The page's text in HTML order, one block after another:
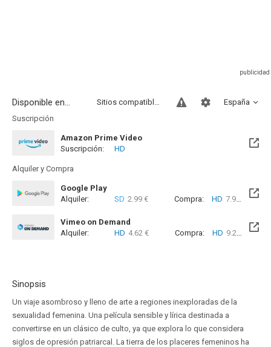
Disponible en... España
Sitios compatibles
Suscripción
Amazon Prime Video
Suscripción:
HD
Alquiler y Compra
Google Play
Alquiler:
SD 2.99 € Compra: HD 7.99 €
Vimeo on Demand
Alquiler:
HD 4.62 € Compra: HD 9.24 €
Sinopsis
Un viaje asombroso y lleno de arte a regiones inexploradas de la
sexualidad femenina. Una película sensible y lírica destinada a
convertirse en un clásico de culto, ya que explora lo que considera
siglos de opresión patriarcal. La tierra de los placeres femeninos ha